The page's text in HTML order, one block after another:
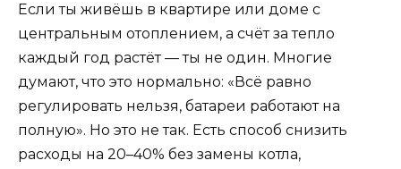
Если ты живёшь в квартире или доме с
центральным отоплением, а счёт за тепло
каждый год растёт — ты не один. Многие
думают, что это нормально: «Всё равно
регулировать нельзя, батареи работают на
полную». Но это не так. Есть способ снизить
расходы на 20–40% без замены котла,